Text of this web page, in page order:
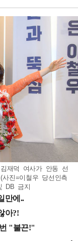
재덕 여사가 안동 선
진=이철우 당선인측
DB 금지